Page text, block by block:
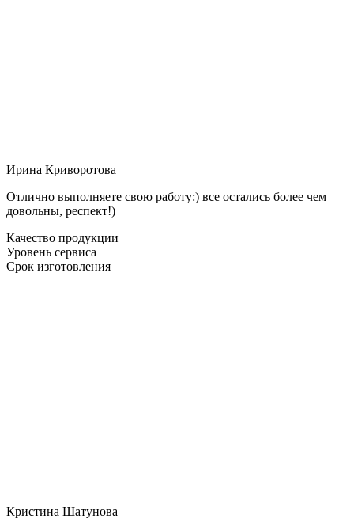
Ирина Криворотова
Отлично выполняете свою работу:) все остались более чем
довольны, респект!)
Качество продукции
Уровень сервиса
Срок изготовления
Кристина Шатунова